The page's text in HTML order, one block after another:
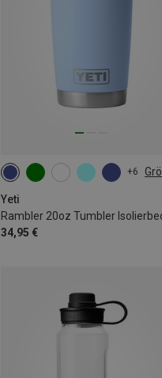
+6
Yeti
Rambler 20oz Tumbler
34,95 €
591ML